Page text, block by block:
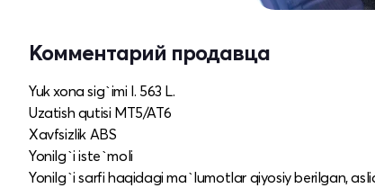
Комментарий продавца
Yuk xona sig`imi l. 563 L.
Uzatish qutisi MT5/AT6
Xavfsizlik ABS
Yonilg`i iste`moli
Yonilg`i sarfi haqidagi ma`lumotlar qiyosiy berilgan,